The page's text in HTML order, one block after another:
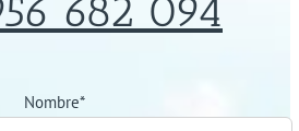
682 094
Nombre*